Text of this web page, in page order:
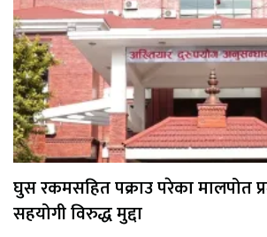
घुस रकमसहित पक्राउ परेका मालपोत
सहयोगी विरुद्ध मुद्दा